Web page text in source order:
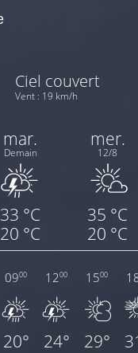
Ciel couvert
Vent : 19 km/h
mar.
Demain
33 °C
20 °C
mer.
12/8
35 °C
20 °C
0900 1200 1500
20° 24° 29°